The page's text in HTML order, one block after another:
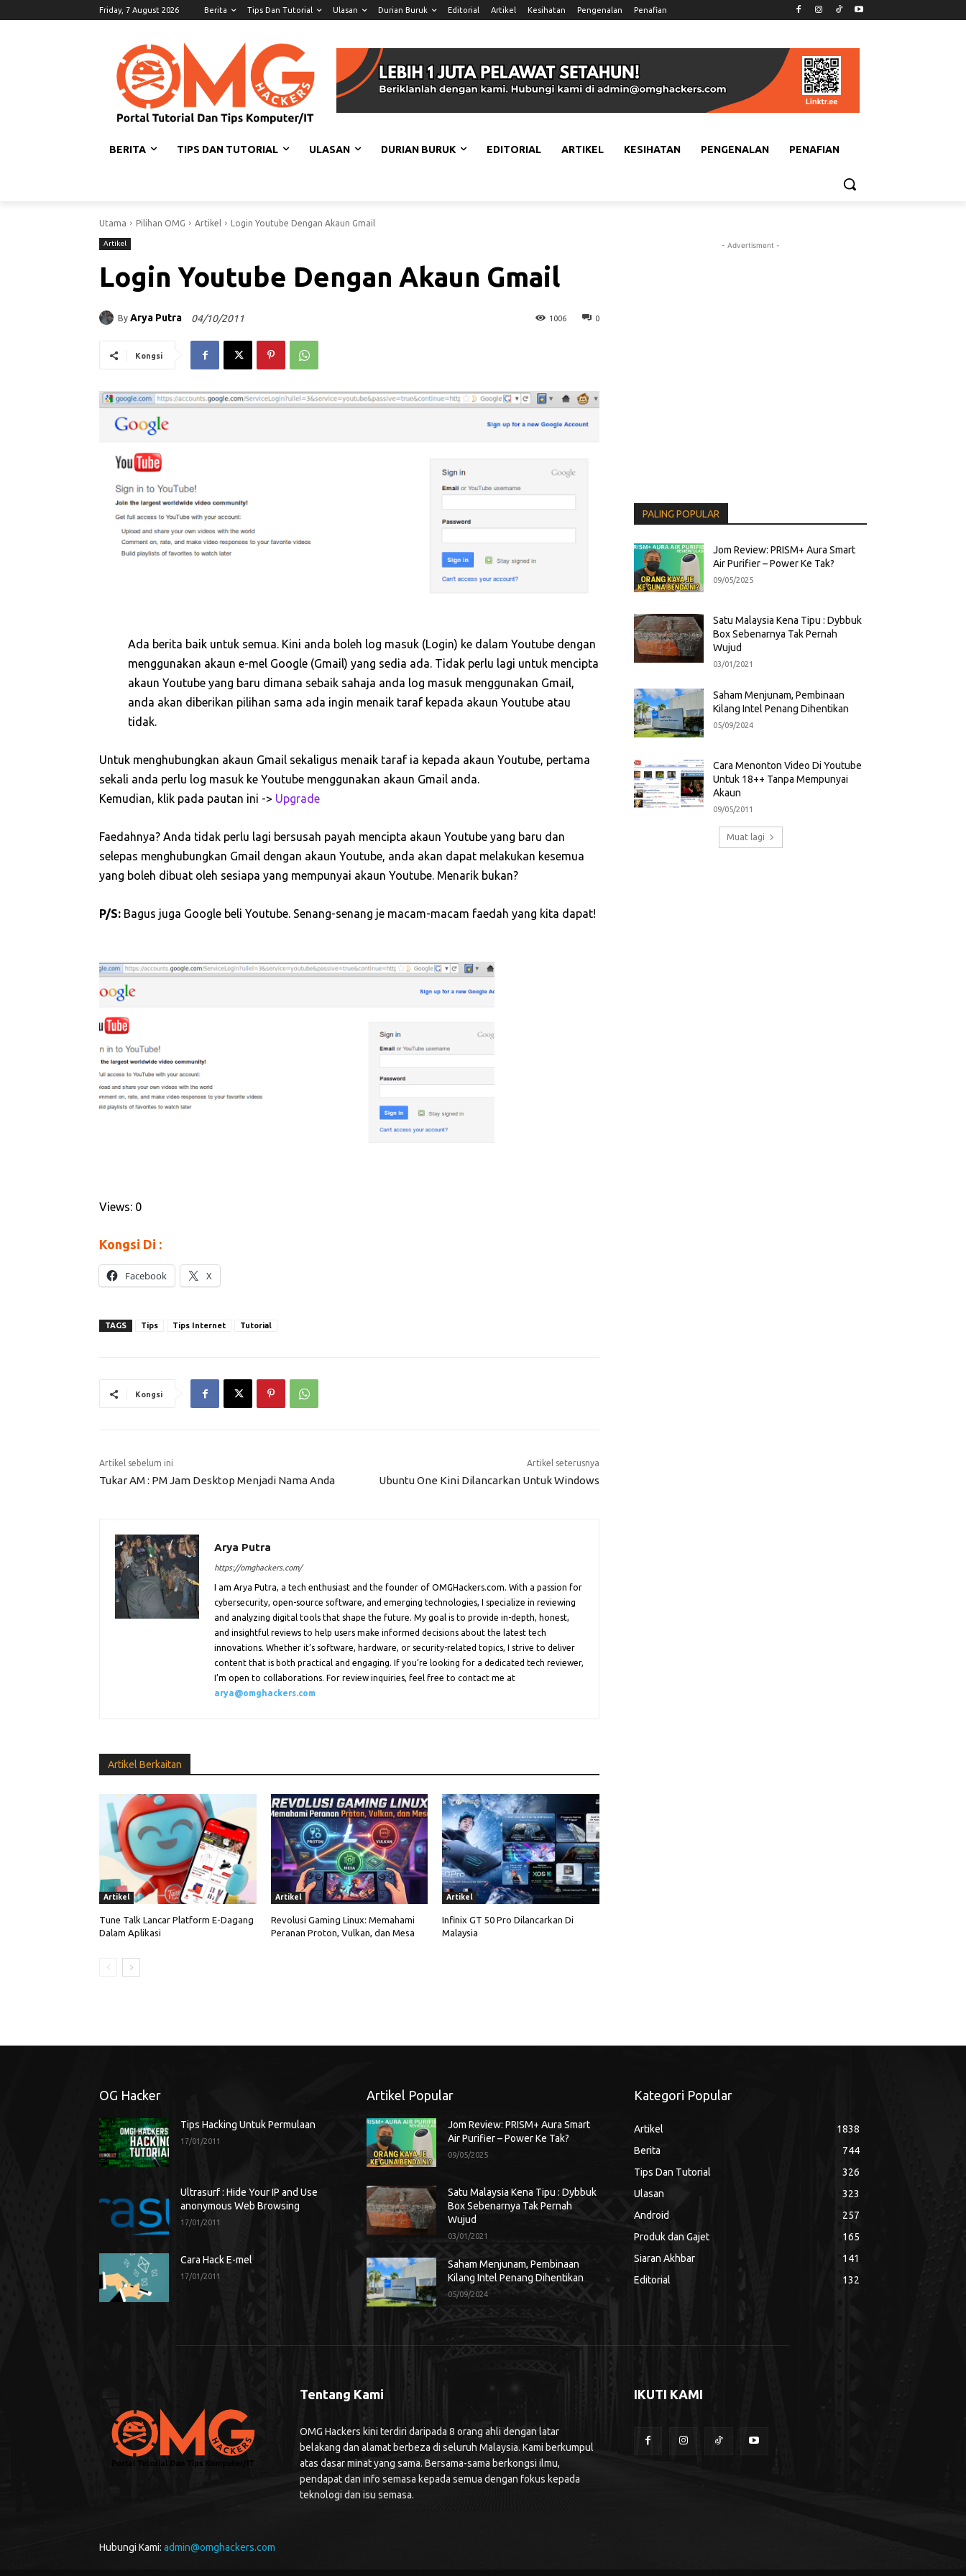
Friday, 7 August 2026 Berita Tips Dan Tutorial Ulasan Durian Buruk Editorial Artikel Kesihatan Pengenalan Penafian
BERITA TIPS DAN TUTORIAL ULASAN DURIAN BURUK EDITORIAL ARTIKEL KESIHATAN PENGENALAN PENAFIAN
Utama Pilihan OMG Artikel Login Youtube Dengan Akaun Gmail
Artikel
Login Youtube Dengan Akaun Gmail
By Arya Putra 04/10/2011 0
1006
Kongsi
Ada berita baik untuk semua. Kini anda boleh log masuk (Login) ke dalam Youtube dengan
menggunakan akaun e-mel Google (Gmail) yang sedia ada. Tidak perlu lagi untuk mencipta
akaun Youtube yang baru dimana sebaik sahaja anda log masuk menggunakan Gmail,
anda akan diberikan pilihan sama ada ingin menaik taraf kepada akaun Youtube atau
tidak.
Untuk menghubungkan akaun Gmail sekaligus menaik taraf ia kepada akaun Youtube, pertama
sekali anda perlu log masuk ke Youtube menggunakan akaun Gmail anda.
Kemudian, klik pada pautan ini -> Upgrade
Faedahnya? Anda tidak perlu lagi bersusah payah mencipta akaun Youtube yang baru dan
selepas menghubungkan Gmail dengan akaun Youtube, anda akan dapat melakukan kesemua
yang boleh dibuat oleh sesiapa yang mempunyai akaun Youtube. Menarik bukan?
P/S: Bagus juga Google beli Youtube. Senang-senang je macam-macam faedah yang kita dapat!
Views: 0
Kongsi Di :
Facebook X
TAGS Tips Tips Internet Tutorial
Kongsi
Artikel sebelum ini
Tukar AM : PM Jam Desktop Menjadi Nama Anda
Artikel seterusnya
Ubuntu One Kini Dilancarkan Untuk Windows
Arya Putra
https://omghackers.com/
I am Arya Putra, a tech enthusiast and the founder of OMGHackers.com. With a passion for
cybersecurity, open-source software, and emerging technologies, I specialize in reviewing
and analyzing digital tools that shape the future. My goal is to provide in-depth, honest,
and insightful reviews to help users make informed decisions about the latest tech
innovations. Whether it’s software, hardware, or security-related topics, I strive to deliver
content that is both practical and engaging. If you’re looking for a dedicated tech reviewer,
I’m open to collaborations. For review inquiries, feel free to contact me at
arya@omghackers.com
Artikel Berkaitan
Artikel
Tune Talk Lancar Platform E-Dagang
Dalam Aplikasi
Artikel
Revolusi Gaming Linux: Memahami
Peranan Proton, Vulkan, dan Mesa
Artikel
Infinix GT 50 Pro Dilancarkan Di
Malaysia
- Advertisment -
PALING POPULAR
Jom Review: PRISM+ Aura Smart
Air Purifier – Power Ke Tak?
09/05/2025
Satu Malaysia Kena Tipu : Dybbuk
Box Sebenarnya Tak Pernah
Wujud
03/01/2021
Saham Menjunam, Pembinaan
Kilang Intel Penang Dihentikan
05/09/2024
Cara Menonton Video Di Youtube
Untuk 18++ Tanpa Mempunyai
Akaun
09/05/2011
Muat lagi
OG Hacker
Tips Hacking Untuk Permulaan
17/01/2011
Ultrasurf : Hide Your IP and Use
anonymous Web Browsing
17/01/2011
Cara Hack E-mel
17/01/2011
Artikel Popular
Jom Review: PRISM+ Aura Smart
Air Purifier – Power Ke Tak?
09/05/2025
Satu Malaysia Kena Tipu : Dybbuk
Box Sebenarnya Tak Pernah
Wujud
03/01/2021
Saham Menjunam, Pembinaan
Kilang Intel Penang Dihentikan
05/09/2024
Kategori Popular
Artikel
1838
Berita
744
Tips Dan Tutorial
326
Ulasan
323
Android
257
Produk dan Gajet
165
Siaran Akhbar
141
Editorial
132
Tentang Kami
OMG Hackers kini terdiri daripada 8 orang ahli dengan latar
belakang dan alamat berbeza di seluruh Malaysia. Kami berkumpul
atas dasar minat yang sama. Bersama-sama berkongsi ilmu,
pendapat dan info semasa kepada semua dengan fokus kepada
teknologi dan isu semasa.
IKUTI KAMI
Hubungi Kami: admin@omghackers.com